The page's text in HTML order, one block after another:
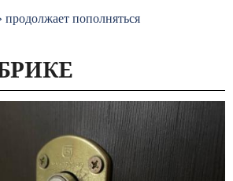
пополняться